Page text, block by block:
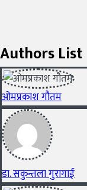
Authors List
ओमप्रकाश गौतम
डा. सकुन्तला गुरागाई